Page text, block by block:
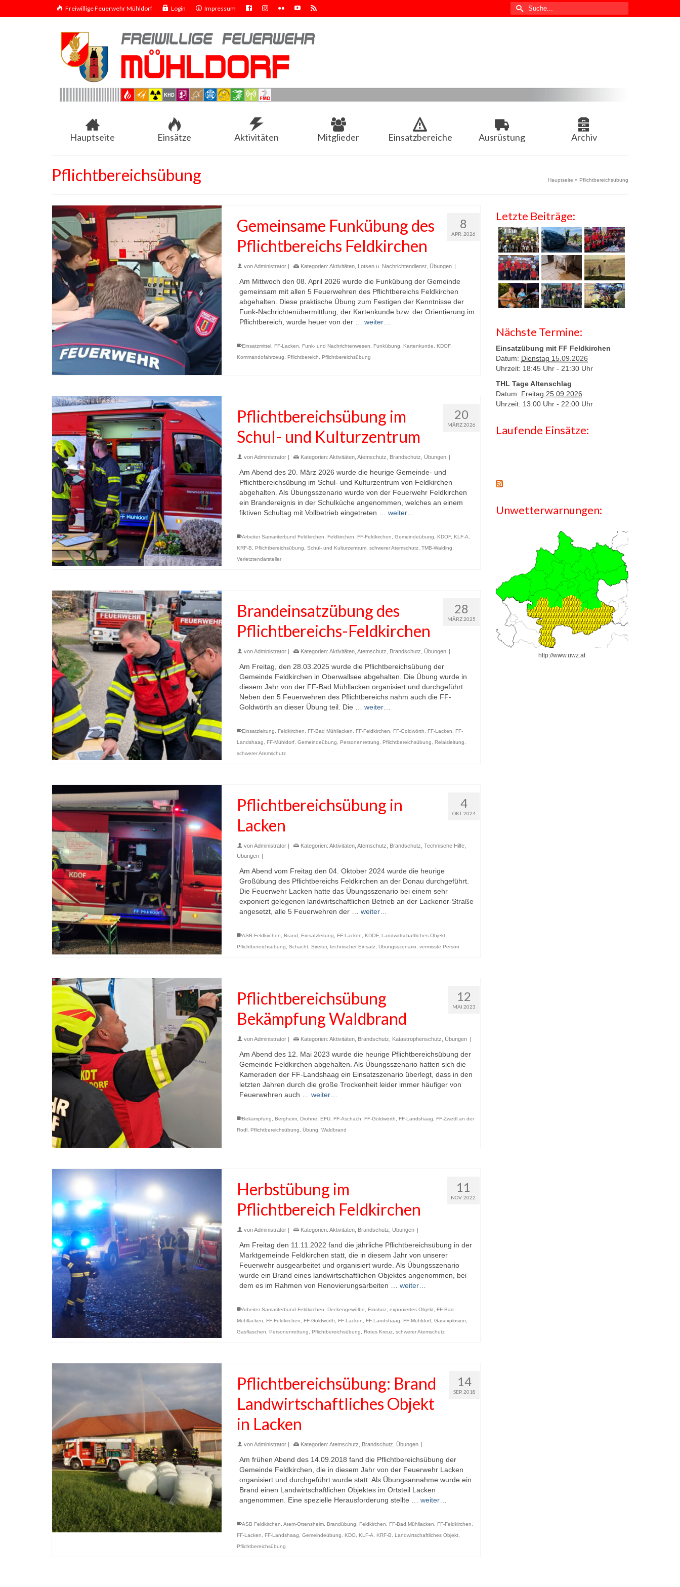
Freiwillige Feuerwehr Mühldorf Login Impressum
Suche
nach:
Hauptseite Einsätze Aktivitäten Mitglieder Einsatzbereiche Ausrüstung Archiv
Pflichtbereichsübung Hauptseite » Pflichtbereichsübung
8
APR. 2026
Gemeinsame Funkübung des
Pflichtbereichs Feldkirchen
vonAdministrator | Kategorien: Aktivitäten, Lotsen u. Nachrichtendienst, Übungen |
Am Mittwoch den 08. April 2026 wurde die Funkübung der Gemeinde
gemeinsam mit allen 5 Feuerwehren des Pflichtbereichs Feldkirchen
abgehalten. Diese praktische Übung zum Festigen der Kenntnisse der
Funk-Nachrichtenübermittlung, der Kartenkunde bzw. der Orientierung im
Pflichtbereich, wurde heuer von der … weiter…
Einsatzmittel, FF-Lacken Funk- und Nachrichtenwesen Funkübung Kartenkunde KDOF,
Kommandofahrzeug
Pflichtbereich Pflichtbereichsübung
20
MÄRZ 2026
Pflichtbereichsübung im
Schul- und Kulturzentrum
vonAdministrator | Kategorien: Aktivitäten, Atemschutz Brandschutz Übungen |
Am Abend des 20. März 2026 wurde die heurige Gemeinde- und
Pflichtbereichsübung im Schul- und Kulturzentrum von Feldkirchen
abgehalten. Als Übungsszenario wurde von der Feuerwehr Feldkirchen
ein Brandereignis in der Schulküche angenommen, welches an einem
fiktiven Schultag mit Vollbetrieb eingetreten … weiter…
Arbeiter Samariterbund Feldkirchen Feldkirchen FF-Feldkirchen Gemeindeübung KDOF, KLF-A
KRF-B
Pflichtbereichsübung Schul- und Kulturzentrum, schwerer Atemschutz, TMB-Walding
Verletztendarsteller
28
MÄRZ 2025
Brandeinsatzübung des
Pflichtbereichs-Feldkirchen
vonAdministrator | Kategorien: Aktivitäten, Atemschutz Brandschutz Übungen |
Am Freitag, den 28.03.2025 wurde die Pflichtbereichsübung der
Gemeinde Feldkirchen in Oberwallsee abgehalten. Die Übung wurde in
diesem Jahr von der FF-Bad Mühllacken organisiert und durchgeführt.
Neben den 5 Feuerwehren des Pflichtbereichs nahm auch die FF-
Goldwörth an dieser Übung teil. Die … weiter…
Einsatzleitung Feldkirchen FF-Bad Mühllacken FF-Feldkirchen FF-Goldwörth FF-Lacken
FF-
Landshaag
FF-Mühldorf, Gemeindeübung Personenrettung Pflichtbereichsübung Relaisleitung
schwerer Atemschutz
4
OKT. 2024
Pflichtbereichsübung in
Lacken
vonAdministrator | Kategorien: Aktivitäten, Atemschutz Brandschutz Technische Hilfe,
Übungen |
Am Abend vom Freitag den 04. Oktober 2024 wurde die heurige
Großübung des Pflichtbereichs Feldkirchen an der Donau durchgeführt.
Die Feuerwehr Lacken hatte das Übungsszenario bei einem sehr
exponiert gelegenen landwirtschaftlichen Betrieb an der Lackener-Straße
angesetzt, alle 5 Feuerwehren der … weiter…
ASB Feldkirchen Brand Einsatzleitung FF-Lacken KDOF, Landwirtschaftliches Objekt,
Pflichtbereichsübung
Schacht, Sireiter, technischer Einsatz, Übungsszenario vermisste Person
12
MAI 2023
Pflichtbereichsübung
Bekämpfung Waldbrand
vonAdministrator | Kategorien: Aktivitäten, Brandschutz Katastrophenschutz Übungen |
Am Abend des 12. Mai 2023 wurde die heurige Pflichtbereichsübung der
Gemeinde Feldkirchen abgehalten. Als Übungsszenario hatten sich die
Kameraden der FF-Landshaag ein Einsatzszenario überlegt, dass in den
letzten Jahren durch die große Trockenheit leider immer häufiger von
Feuerwehren auch … weiter…
Bekämpfung Bergheim, Drohne EFU, FF-Aschach FF-Goldwörth FF-Landshaag
FF-Zwettl an der
Rodl, Pflichtbereichsübung Übung Waldbrand
11
NOV. 2022
Herbstübung im
Pflichtbereich Feldkirchen
vonAdministrator | Kategorien: Aktivitäten, Brandschutz Übungen |
Am Freitag den 11.11.2022 fand die jährliche Pflichtbereichsübung in der
Marktgemeinde Feldkirchen statt, die in diesem Jahr von unserer
Feuerwehr ausgearbeitet und organisiert wurde. Als Übungsszenario
wurde ein Brand eines landwirtschaftlichen Objektes angenommen, bei
dem es im Rahmen von Renovierungsarbeiten … weiter…
Arbeiter Samariterbund Feldkirchen Deckengewölbe Einsturz, exponiertes Objekt, FF-Bad
Mühllacken
FF-Feldkirchen FF-Goldwörth FF-Lacken FF-Landshaag FF-Mühldorf, Gasexplosion
Gasflaschen
Personenrettung Pflichtbereichsübung Rotes Kreuz, schwerer Atemschutz
14
SEP. 2018
Pflichtbereichsübung: Brand
Landwirtschaftliches Objekt
in Lacken
vonAdministrator | Kategorien: Atemschutz Brandschutz Übungen |
Am frühen Abend des 14.09.2018 fand die Pflichtbereichsübung der
Gemeinde Feldkirchen, die in diesem Jahr von der Feuerwehr Lacken
organisiert und durchgeführt wurde statt. Als Übungsannahme wurde ein
Brand einen Landwirtschaftlichen Objektes im Ortsteil Lacken
angenommen. Eine spezielle Herausforderung stellte … weiter…
ASB Feldkirchen Atem-Ottensheim, Brandübung Feldkirchen FF-Bad Mühllacken FF-Feldkirchen
FF-Lacken
FF-Landshaag Gemeindeübung KDO, KLF-A KRF-B Landwirtschaftliches Objekt,
Pflichtbereichsübung
Letzte Beiträge:
Nächste Termine:
Einsatzübung mit FF Feldkirchen
Datum: Dienstag 15.09.2026
Uhrzeit: 18:45 Uhr - 21:30 Uhr
THL Tage Altenschlag
Datum: Freitag 25.09.2026
Uhrzeit: 13:00 Uhr - 22:00 Uhr
Laufende Einsätze:
Unwetterwarnungen:
http://www.uwz.at